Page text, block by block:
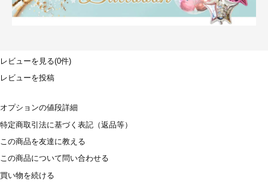
レビューを見る(0件)
レビューを投稿
オプションの値段詳細
特定商取引法に基づく表記（返品等）
この商品を友達に教える
この商品について問い合わせる
買い物を続ける